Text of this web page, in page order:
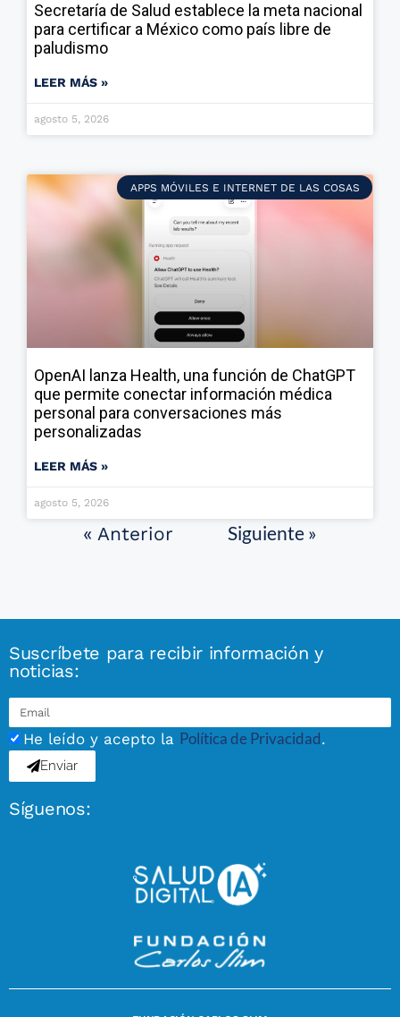
Secretaría de Salud establece la meta nacional
para certificar a México como país libre de
paludismo
LEER MÁS »
agosto 5, 2026
APPS MÓVILES E INTERNET DE LAS COSAS
OpenAI lanza Health, una función de ChatGPT
que permite conectar información médica
personal para conversaciones más
personalizadas
LEER MÁS »
agosto 5, 2026
« Anterior Siguiente »
Suscríbete para recibir información y
noticias:
He leído y acepto la Política de Privacidad.
Enviar
Síguenos: